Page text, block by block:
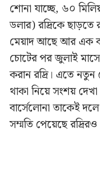
শোনা যাচ্ছে, ৬০
ডলার) রদ্রিকে ছাড়তে
মেয়াদ আছে আর এক
চোটের পর জুলাই
করান রদ্রি। এতে
থাকা নিয়ে সংশয়
বার্সেলোনা তাকেই
সম্মতি পেয়েছে